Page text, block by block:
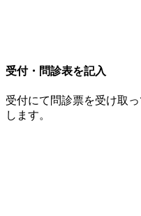
受付・問診表を記入
受付にて問診票を受け取
します。